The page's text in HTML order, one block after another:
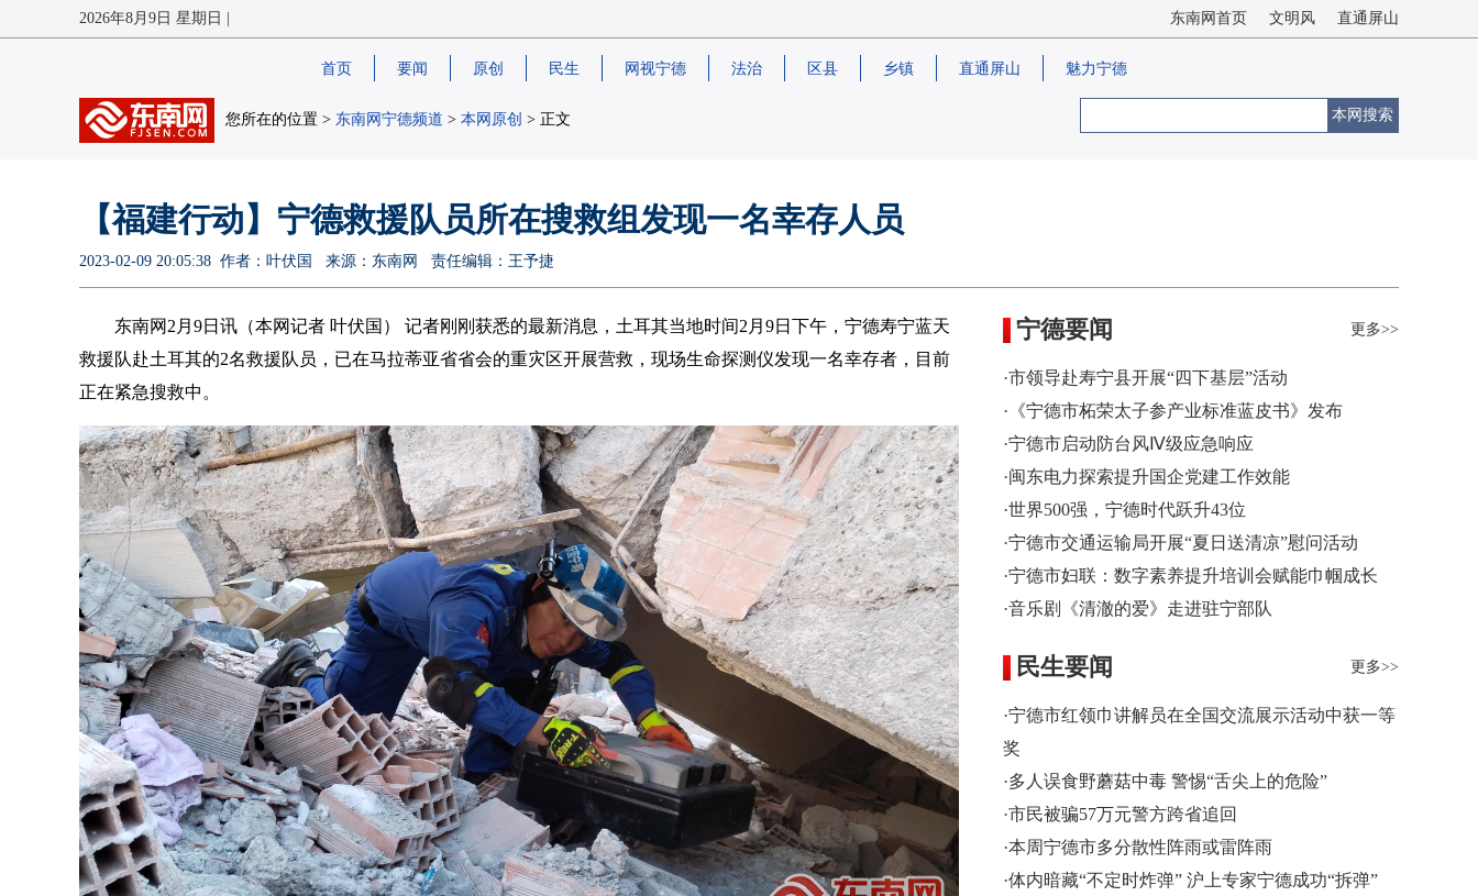
2026年8月9日 星期日 | 东南网首页 文明风 直通屏山
首页 要闻 原创 民生 网视宁德 法治 区县 乡镇 直通屏山 魅力宁德
您所在的位置 > 东南网宁德频道 > 本网原创 > 正文 本网搜索
【福建行动】宁德救援队员所在搜救组发现一名幸存人员
2023-02-09 20:05:38 作者：叶伏国 来源：​东南网 责任编辑：王予捷
东南网2月9日讯（本网记者 叶伏国） 记者刚刚获悉的最新消息，土耳其当地时间2月9日下午，宁德寿宁蓝天
救援队赴土耳其的2名救援队员，已在马拉蒂亚省省会的重灾区开展营救，现场生命探测仪发现一名幸存者，目前
正在紧急搜救中。
更多>>
宁德要闻
·市领导赴寿宁县开展“四下基层”活动
·《宁德市柘荣太子参产业标准蓝皮书》发布
·宁德市启动防台风Ⅳ级应急响应
·闽东电力探索提升国企党建工作效能
·世界500强，宁德时代跃升43位
·宁德市交通运输局开展“夏日送清凉”慰问活动
·宁德市妇联：数字素养提升培训会赋能巾帼成长
·音乐剧《清澈的爱》走进驻宁部队
更多>>
民生要闻
·宁德市红领巾讲解员在全国交流展示活动中获一等
奖
·多人误食野蘑菇中毒 警惕“舌尖上的危险”
·市民被骗57万元警方跨省追回
·本周宁德市多分散性阵雨或雷阵雨
·体内暗藏“不定时炸弹” 沪上专家宁德成功“拆弹”